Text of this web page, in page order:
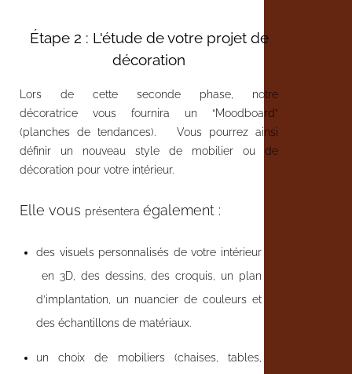
Étape 2 : L'étude de votre projet de
décoration
Lors de cette seconde phase, notre
décoratrice vous fournira un “Moodboard”
(planches de tendances). Vous pourrez ainsi
définir un nouveau style de mobilier ou de
décoration pour votre intérieur.
Elle vous présentera également :
des visuels personnalisés de votre intérieur
en 3D, des dessins, des croquis, un plan
d’implantation, un nuancier de couleurs et
des échantillons de matériaux.
un choix de mobiliers (chaises, tables,